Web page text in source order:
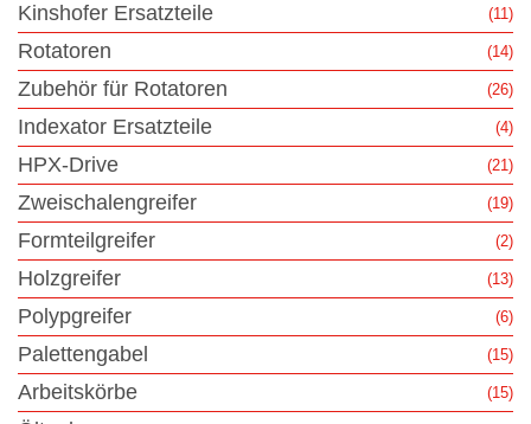
Kinshofer Ersatzteile (11)
Rotatoren (14)
Zubehör für Rotatoren (26)
Indexator Ersatzteile (4)
HPX-Drive (21)
Zweischalengreifer (19)
Formteilgreifer (2)
Holzgreifer (13)
Polypgreifer (6)
Palettengabel (15)
Arbeitskörbe (15)